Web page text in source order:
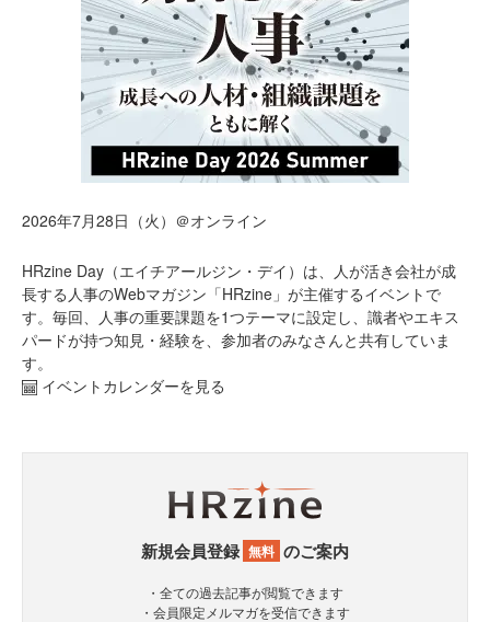
2026年7月28日（火）＠オンライン
HRzine Day（エイチアールジン・デイ）は、人が活き会社が成
長する人事のWebマガジン「HRzine」が主催するイベントで
す。毎回、人事の重要課題を1つテーマに設定し、識者やエキス
パードが持つ知見・経験を、参加者のみなさんと共有していま
す。
イベントカレンダーを見る
新規会員登録 無料 のご案内
・全ての過去記事が閲覧できます
・会員限定メルマガを受信できます